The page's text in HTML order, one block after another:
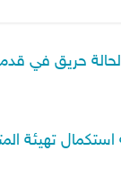
لحالة حريق في
استكمال تهيئة